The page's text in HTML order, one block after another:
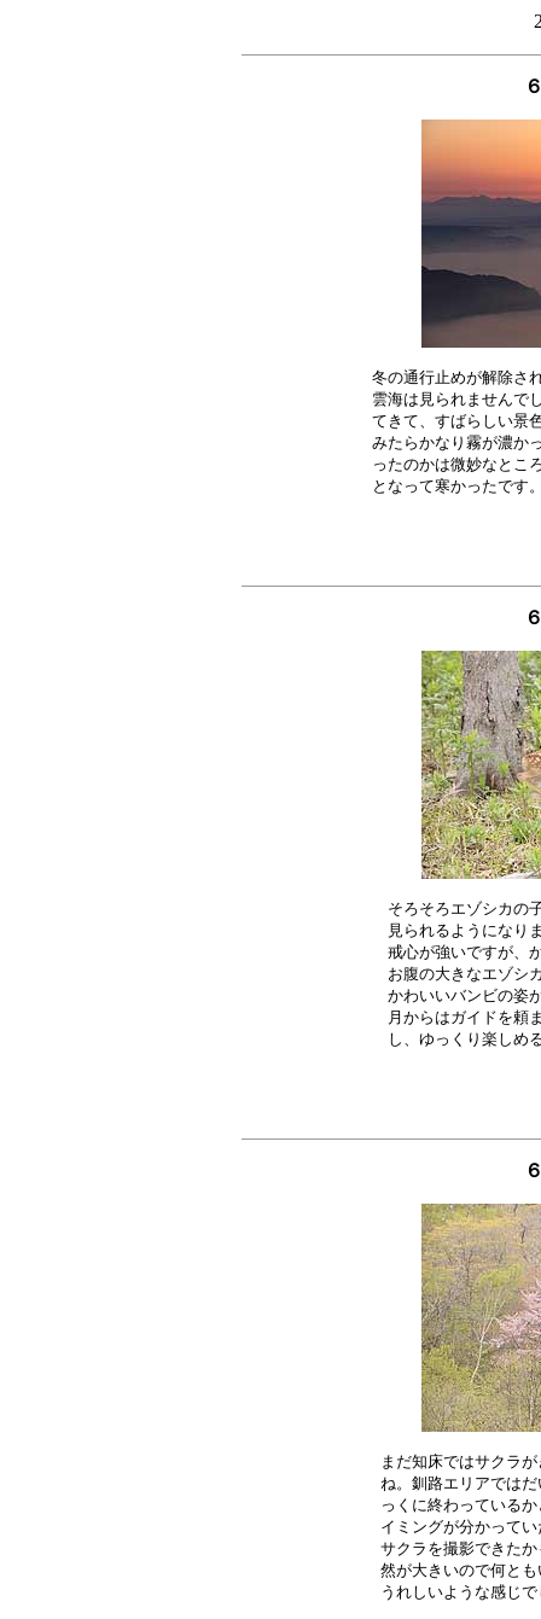
冬の通行止めが解除さ
雲海は見られませんで
てきて、すばらしい景
みたらかなり霧が濃か
ったのかは微妙なとこ
そろそろエゾシカの
見られるようになり
戒心が強いですが、
お腹の大きなエゾシ
かわいいバンビの姿
月からはガイドを頼
まだ知床ではサクラ
ね。釧路エリアでは
っくに終わっている
イミングが分かって
サクラを撮影できた
然が大きいので何と